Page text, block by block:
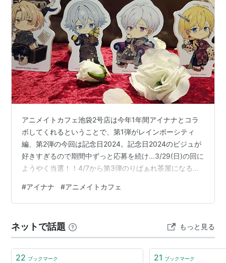
アニメイトカフェ池袋2号店は今年1年間アイナナとコラ
ボしてくれるということで、第1弾がレインボーシティ
編、第2弾の今回は記念日2024。記念日2024のビジュが
好きすぎるので期間中ずっと応募を続け…3/29(日)の回に
ようやく当選！！4/7から第3弾のりばぁれ茶屋になるこ
ル全部撮れてないけど、コンセプトからSDキャラから何
もかもが完璧。最推しが環くんなので普段は環くんのグ
はRe:valeさんがあまりにも癖に突き刺さる…片方が吸血
鬼で、もう片方は人間で、人間が瀕死の状態になったと
きに死なせた…
#アイナナ #アニメイトカフェ
ネットで話題 もっと見る
22 ブックマーク 21 ブックマーク